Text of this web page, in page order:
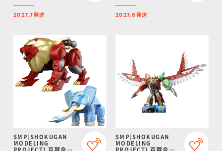
2027年7月発送】
2027.7発送
2027年6月発送】
2027.6発送
SMP[SHOKUGAN
MODELING
SMP[SHOKUGAN
MODELING